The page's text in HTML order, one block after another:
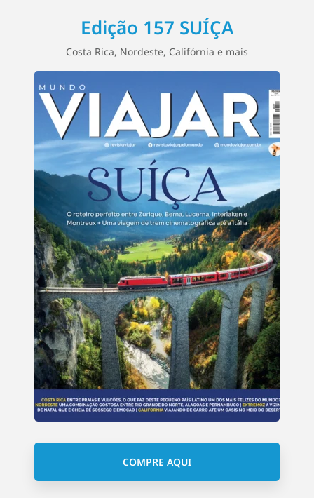
Edição 157 SUÍÇA
Costa Rica, Nordeste, Califórnia e mais
COMPRE AQUI